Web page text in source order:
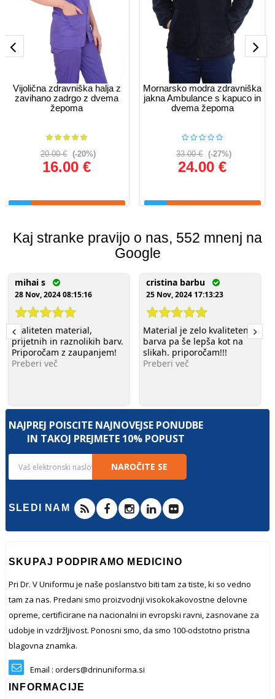
Vijolična zdravniška halja z
zavihano zadrgo z dvema
žepoma
20.00 € (-20%)
16.00 €
Mornarsko modra zdravniška
jakna Ambulance s kapuco in
dvema žepoma
33.00 € (-27%)
24.00 €
Kaj stranke pravijo o nas, 552 mnenj na
Google
mihai s
28 Nov, 2024 08:15:16
Kvaliteten material,
prijetnih in raznolikih barv.
Priporočam z zaupanjem!
Preberi več
cristina barbu
25 Nov, 2024 17:13:23
Material je zelo kvaliteten,
barva pa še lepša kot na
slikah. priporočam!!!
Preberi več
NAJPREJ POIŠČITE NAJNOVEJŠE PONUDBE
IN TAKOJ PREJMETE 10% POPUST
NAROČITE SE
SLEDI NAM
SKUPAJ PODPIRAMO MEDICINO
Pri Dr. V Uniformu je naše poslanstvo biti tam za tiste, ki so vedno
tam za nas. Predani smo proizvodnji visokokakovostne delovne
opreme, certificirane na nacionalni in evropski ravni, zasnovane za
udobje in vzdržljivost. Ponosni smo, da smo 100-odstotno pristna
blagovna znamka.
Email : orders@drinuniforma.si
INFORMACIJE